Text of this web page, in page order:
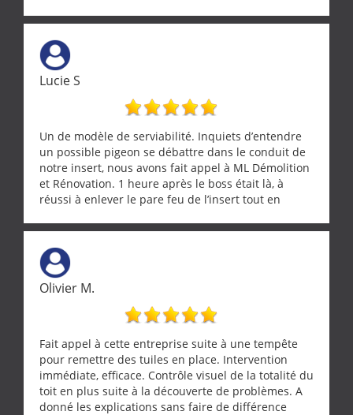
demande de l écoute et de la considération, ce qui
ne se trouve que chez les pationnés de leur métier.
Merci a ce monsieur pour sa disponibilité
Lucie S
Un de modèle de serviabilité. Inquiets d’entendre
un possible pigeon se débattre dans le conduit de
notre insert, nous avons fait appel à ML Démolition
et Rénovation. 1 heure après le boss était là, à
réussi à enlever le pare feu de l’insert tout en
tourterelle et s’est ensuite patiemment occupé de
l’oiseau jusqu’à ce qu’il reprenne ses esprits et
puisse s’envoler. Après quoi il a procédé au
ramonage de notre insert avec dextérité et une
grande propreté, nous gratifiant également de
nombreux conseils concernant d’autres sujets. Un
entrepreneur comme on souhaite en rencontrer.
Encore un grand merci à lui.
Olivier M.
Fait appel à cette entreprise suite à une tempête
pour remettre des tuiles en place. Intervention
immédiate, efficace. Contrôle visuel de la totalité du
toit en plus suite à la découverte de problèmes. A
donné les explications sans faire de différence